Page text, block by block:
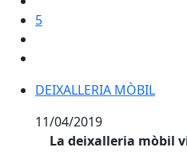
5
DEIXALLERIA MÒBIL
DEIXALLERIA MÒBIL
11/04/2019
La deixalleria mòbil